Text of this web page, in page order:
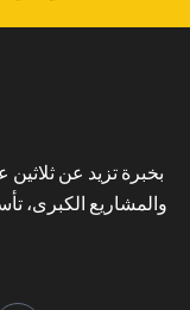
بخبرة تزيد عن
والمشاريع الكبرى،